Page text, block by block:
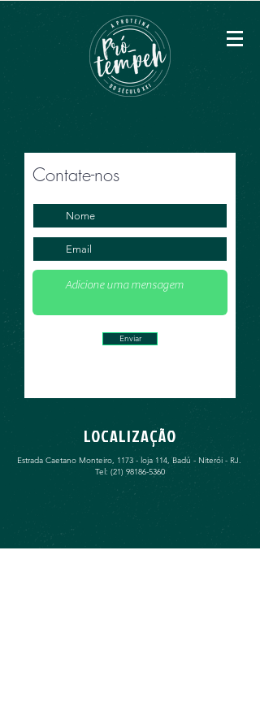
Contate-nos
Enviar
LOCALIZAÇÃO
Estrada Caetano Monteiro, 1173 - loja 114, Badú - Niterói - RJ.
Tel: (21) 98186-5360